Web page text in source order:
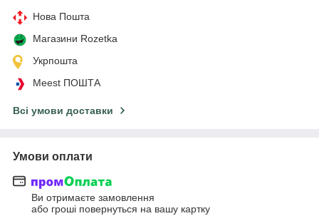
Нова Пошта
Магазини Rozetka
Укрпошта
Meest ПОШТА
Всі умови доставки
Умови оплати
Ви отримаєте замовлення
або гроші повернуться на вашу картку